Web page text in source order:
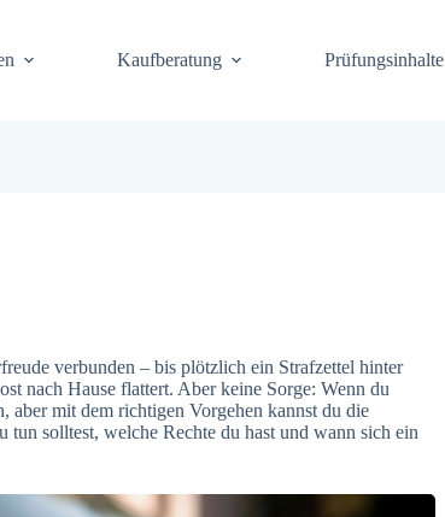
Kaufberatung Prüfungsinhalte
verbunden – bis plötzlich ein Strafzettel hinter
nach Hause flattert. Aber keine Sorge: Wenn du
aber mit dem richtigen Vorgehen kannst du die
tun solltest, welche Rechte du hast und wann sich ein